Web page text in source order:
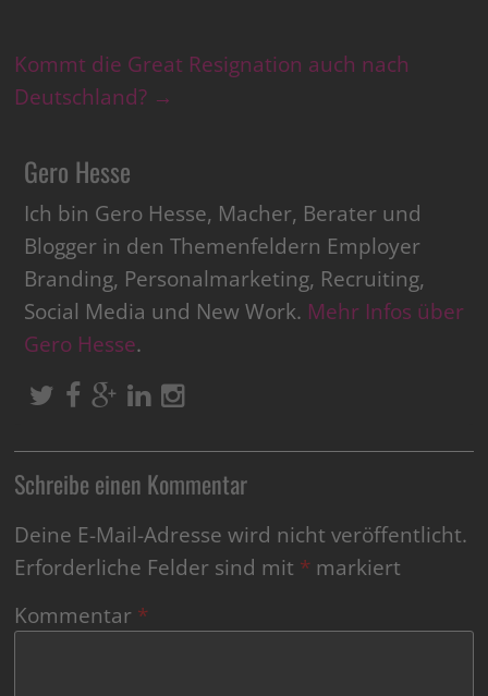
Kommt die Great Resignation auch nach
Deutschland? →
Gero Hesse
Ich bin Gero Hesse, Macher, Berater und
Blogger in den Themenfeldern Employer
Branding, Personalmarketing, Recruiting,
Social Media und New Work. Mehr Infos über
Gero Hesse.
Schreibe einen Kommentar
Deine E-Mail-Adresse wird nicht veröffentlicht.
Erforderliche Felder sind mit * markiert
Kommentar *